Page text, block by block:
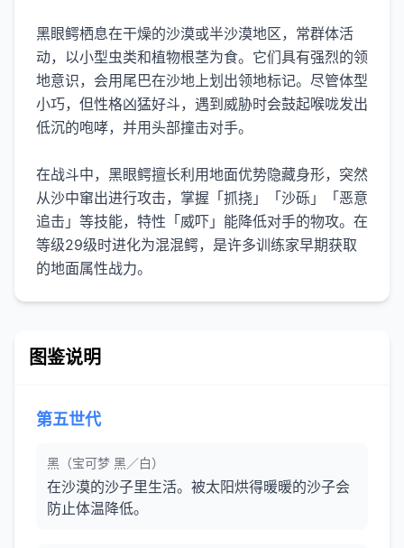
黑眼鳄栖息在干燥的沙漠或半沙漠地区，常群体活
动，以小型虫类和植物根茎为食。它们具有强烈的领
地意识，会用尾巴在沙地上划出领地标记。尽管体型
小巧，但性格凶猛好斗，遇到威胁时会鼓起喉咙发出
低沉的咆哮，并用头部撞击对手。
在战斗中，黑眼鳄擅长利用地面优势隐藏身形，突然
从沙中窜出进行攻击，掌握「抓挠」「沙砾」「恶意
追击」等技能，特性「威吓」能降低对手的物攻。在
等级29级时进化为混混鳄，是许多训练家早期获取
的地面属性战力。
图鉴说明
第五世代
黑（宝可梦 黑／白）
在沙漠的沙子里生活。被太阳烘得暖暖的沙子会
防止体温降低。